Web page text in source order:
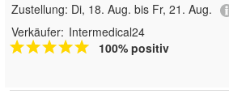
Zustellung: Di, 18. Aug. bis Fr, 21. Aug.
Verkäufer: Intermedical24
100% positiv